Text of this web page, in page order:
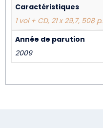
Caractéristiques
1 vol + CD, 21 x 29,7, 508 p.
Année de parution
2009